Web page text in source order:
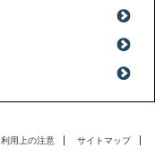
利用上の注意 サイトマップ